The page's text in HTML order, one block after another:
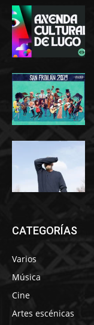
CATEGORÍAS
Varios
Música
Cine
Artes escénicas